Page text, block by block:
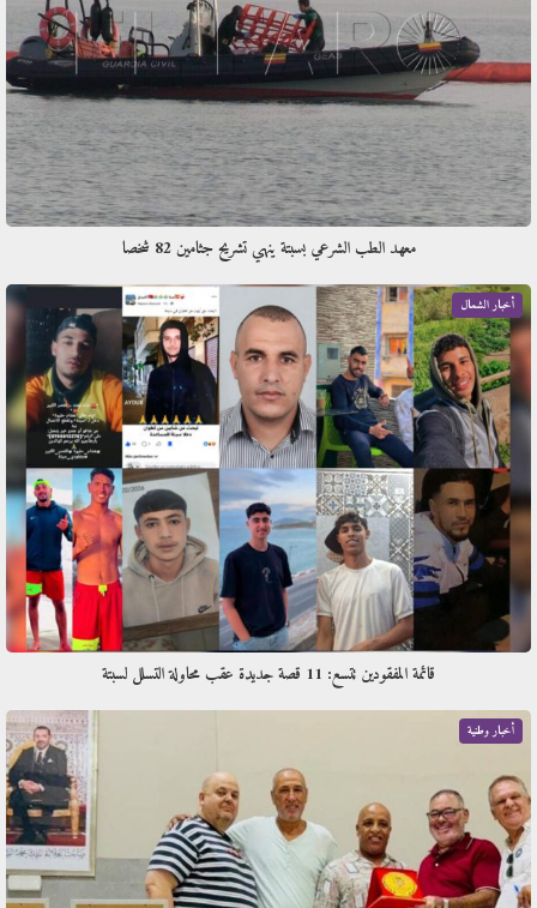
معهد الطب الشرعي بسبتة ينهي تشريح جثامين 82 شخصا
أخبار الشمال
قائمة المفقودين تتسع: 11 قصة جديدة عقب محاولة التسلل لسبتة
أخبار وطنية